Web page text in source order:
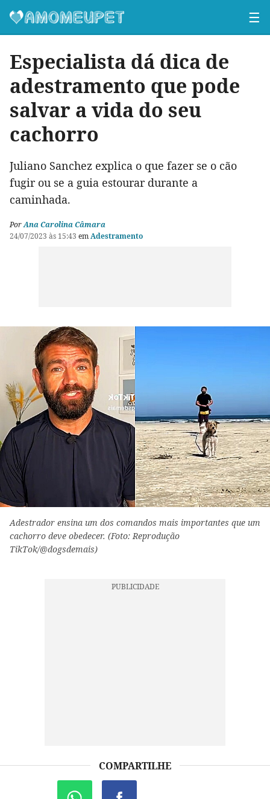
☰
Especialista dá dica de
adestramento que pode
salvar a vida do seu
cachorro
Juliano Sanchez explica o que fazer se o cão
fugir ou se a guia estourar durante a
caminhada.
PorAna Carolina Câmara
24/07/2023 às 15:43 emAdestramento
Adestrador ensina um dos comandos mais importantes que um
cachorro deve obedecer. (Foto: Reprodução
TikTok/@dogsdemais)
COMPARTILHE